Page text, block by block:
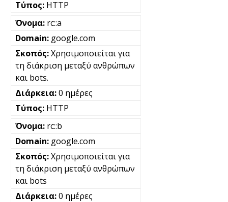
HTTP
rc::a
google.com
Χρησιμοποιείται για
τη διάκριση μεταξύ ανθρώπων
και bots.
0 ημέρες
HTTP
rc::b
google.com
Χρησιμοποιείται για
τη διάκριση μεταξύ ανθρώπων
και bots
0 ημέρες